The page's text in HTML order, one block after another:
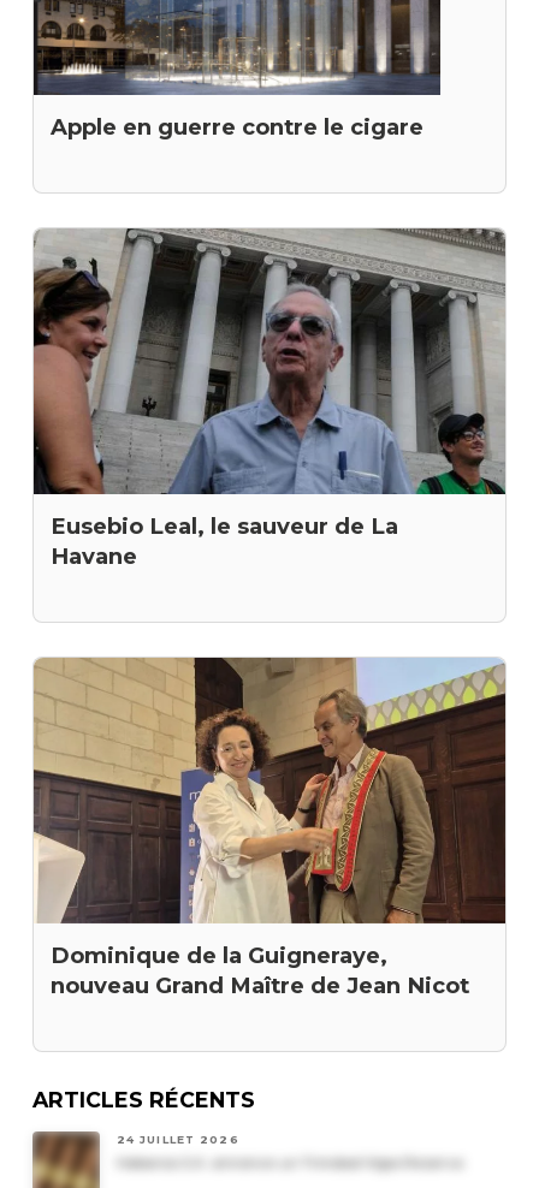
Apple en guerre contre le cigare
Eusebio Leal, le sauveur de La
Havane
Dominique de la Guigneraye,
nouveau Grand Maître de Jean Nicot
ARTICLES RÉCENTS
24 JUILLET 2026
Habanos S.A. annonce un Trinidad Vigia Reserva